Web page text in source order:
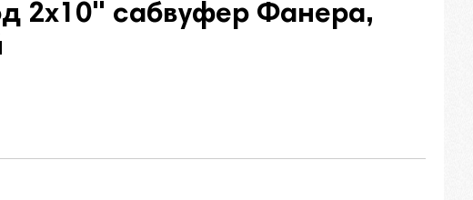
2х10" сабвуфер Фанера,